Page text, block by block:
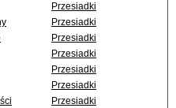
Przesiadki
Przesiadki
Przesiadki
Przesiadki
Przesiadki
Przesiadki
Przesiadki